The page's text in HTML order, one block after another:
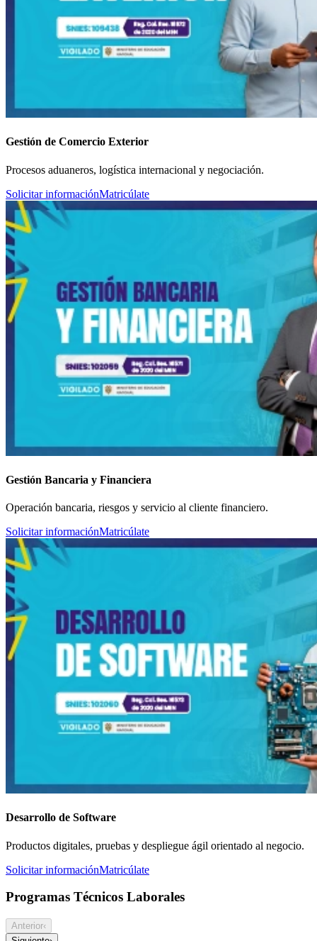
Gestión de Comercio Exterior
Procesos aduaneros, logística internacional y negociación.
Solicitar informaciónMatricúlate
Gestión Bancaria y Financiera
Operación bancaria, riesgos y servicio al cliente financiero.
Solicitar informaciónMatricúlate
Desarrollo de Software
Productos digitales, pruebas y despliegue ágil orientado al negocio.
Solicitar informaciónMatricúlate
Programas Técnicos Laborales
Anterior‹